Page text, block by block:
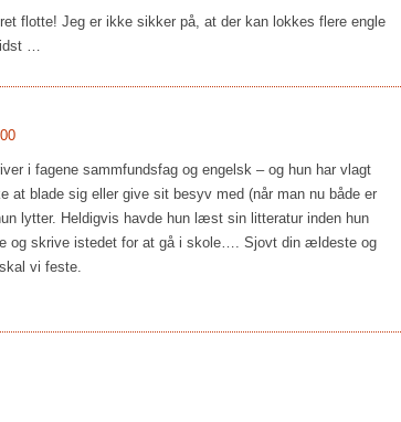
flotte! Jeg er ikke sikker på, at der kan lokkes flere engle
…
i fagene sammfundsfag og engelsk – og hun har vlagt
blade sig eller give sit besyv med (når man nu både er
lytter. Heldigvis havde hun læst sin litteratur inden hun
og skrive istedet for at gå i skole…. Sjovt din ældeste og
vi feste.